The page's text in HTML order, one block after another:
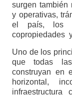
surgen también
y operativas,
el país, los
copropiedades
Uno de los
que todas
construyan en
horizontal,
infraestructura